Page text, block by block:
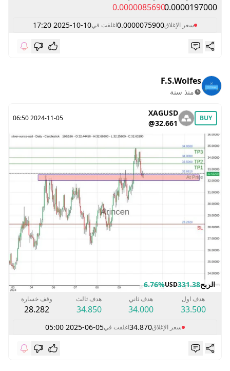
0.0000197000
0.0000085690
سعر الإغلاق0.0000075900اغلقت في2025-10-10 17:20
F.S.Wolfes
منذ سنة
BUY
XAGUSD
@32.661
2024-11-05 06:50
الربح331.38
USD
6.76%
هدف اول
33.500
هدف ثاني
34.000
هدف ثالث
34.850
وقف خسارة
28.282
سعر الإغلاق34.870اغلقت في2025-06-05 05:00